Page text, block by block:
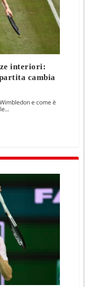
interiori:
cambia
e come è